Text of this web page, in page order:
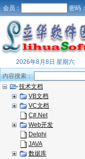
会员： 密码：
2026年8月8日 星期六
内容搜索：
技术文档
VB文档
VC文档
C#.Net
Web开发
Delphi
JAVA
数据库